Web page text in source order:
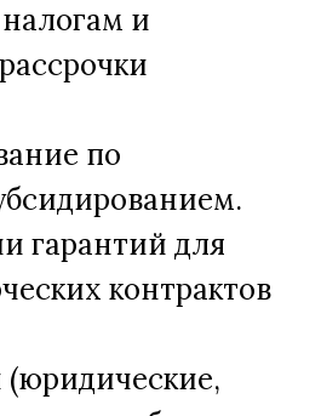
и
по
гарантий для
контрактов
(юридические,